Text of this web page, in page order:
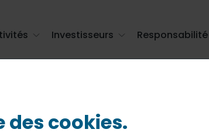
Investisseurs Responsabilité
des cookies.